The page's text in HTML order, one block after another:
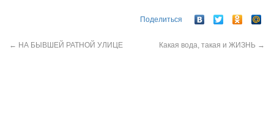
Поделиться
← НА БЫВШЕЙ РАТНОЙ УЛИЦЕ Какая вода, такая и ЖИЗНЬ →